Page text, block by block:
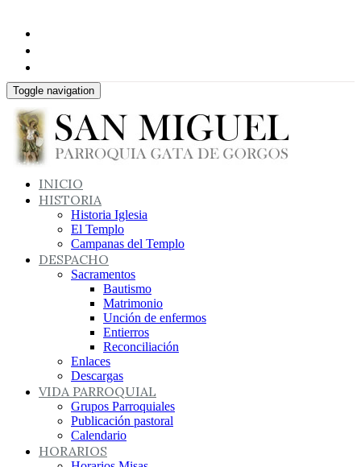
Toggle navigation
INICIO
HISTORIA
Historia Iglesia
El Templo
Campanas del Templo
DESPACHO
Sacramentos
Bautismo
Matrimonio
Unción de enfermos
Entierros
Reconciliación
Enlaces
Descargas
VIDA PARROQUIAL
Grupos Parroquiales
Publicación pastoral
Calendario
HORARIOS